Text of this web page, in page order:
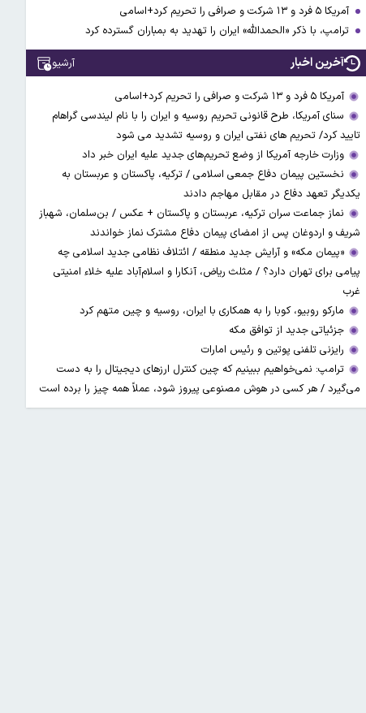
آمریکا ۵ فرد و ۱۳ شرکت و صرافی را تحریم کرد+اسامی
ترامپ، با ذکر «الحمدالله» ایران را تهدید به بمباران گسترده کرد
آخرین اخبار آرشیو
آمریکا ۵ فرد و ۱۳ شرکت و صرافی را تحریم کرد+اسامی
سنای آمریکا، طرح قانونی تحریم روسیه و ایران را با نام لیندسی گراهام
تایید کرد/ تحریم های نفتی ایران و روسیه تشدید می شود
وزارت خارجه آمریکا از وضع تحریم‌های جدید علیه ایران خبر داد
نخستین پیمان دفاع جمعی اسلامی / ترکیه، پاکستان و عربستان به
یکدیگر تعهد دفاع در مقابل مهاجم دادند
نماز جماعت سران ترکیه، عربستان و پاکستان + عکس / بن‌سلمان، شهباز
شریف و اردوغان پس از امضای پیمان دفاع مشترک نماز خواندند
«پیمان مکه» و آرایش جدید منطقه / ائتلاف نظامی جدید اسلامی چه
پیامی برای تهران دارد؟ / مثلث ریاض، آنکارا و اسلام‌آباد علیه خلاء امنیتی
غرب
مارکو روبیو، کوبا را به همکاری با ایران، روسیه و چین متهم کرد
جزئیاتی جدید از توافق مکه
رایزنی تلفنی پوتین و رئیس امارات
ترامپ: نمی‌خواهیم ببینیم که چین کنترل ارز‌های دیجیتال را به دست
می‌گیرد / هر کسی در هوش مصنوعی پیروز شود، عملاً همه چیز را برده است